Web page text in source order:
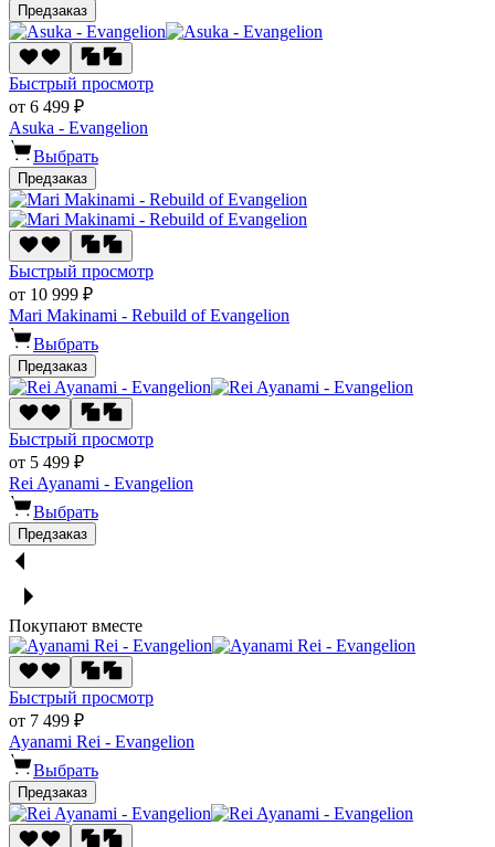
Предзаказ
Быстрый просмотр
от 6 499 ₽
Asuka - Evangelion
Выбрать
Предзаказ
Быстрый просмотр
от 10 999 ₽
Mari Makinami - Rebuild of Evangelion
Выбрать
Предзаказ
Быстрый просмотр
от 5 499 ₽
Rei Ayanami - Evangelion
Выбрать
Предзаказ
Покупают вместе
Быстрый просмотр
от 7 499 ₽
Ayanami Rei - Evangelion
Выбрать
Предзаказ